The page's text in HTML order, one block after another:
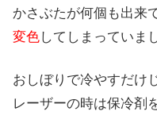
かさぶたが何個も出来
変色してしまっていま
おしぼりで冷やすだけ
レーザーの時は保冷剤